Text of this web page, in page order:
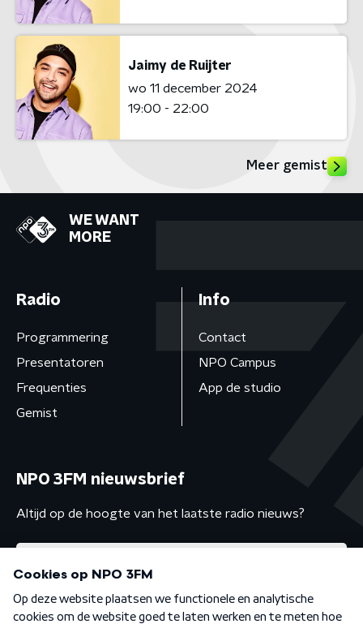
Jaimy de Ruijter
wo 11 december 2024
19:00 - 22:00
Meer gemist
WE WANT
MORE
Radio
Programmering
Presentatoren
Frequenties
Gemist
Info
Contact
NPO Campus
App de studio
NPO 3FM nieuwsbrief
Altijd op de hoogte van het laatste radio nieuws?